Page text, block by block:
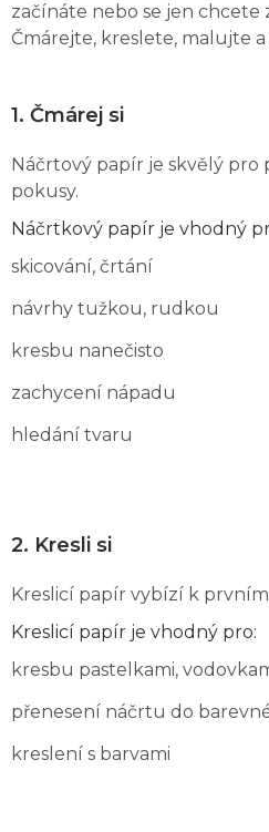
začínáte nebo se jen chcete
Čmárejte, kreslete, malujte
1. Čmárej si
Náčrtový papír je skvělý
pokusy.
Náčrtkový papír je vhodný
skicování, črtání
návrhy tužkou, rudkou
kresbu nanečisto
zachycení nápadu
hledání tvaru
2. Kresli si
Kreslicí papír vybízí k
Kreslicí papír je vhodný pro:
kresbu pastelkami,
přenesení náčrtu do
kreslení s barvami